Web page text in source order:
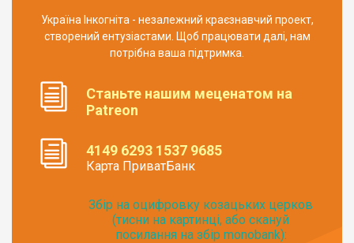
Україна Інкогніта - незалежний краєзнавчий проект,
створений ентузіастами. Щоб працювати далі, нам
потрібна ваша підтримка.
Станьте нашим меценатом на
Patreon
4149 6293 1537 9685
Карта ПриватБанк
Збір на оцифровку козацьких церков
(тисни на картинці, або скануй
посилання на збір monobank):